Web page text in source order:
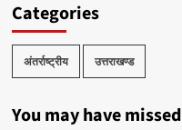
Categories
अंतर्राष्ट्रीय उत्तराखण्ड
You may have missed